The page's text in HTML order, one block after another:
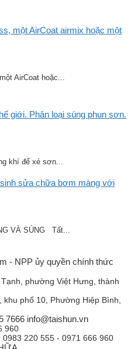
một AirCoat airmix hoặc một
AirCoat hoặc...
giới. Phân loại súng phun sơn.
khí để xé sơn...
sửa chữa bơm màng với
VÀ SÚNG Tất...
- NPP ủy quyền chính thức
phường Việt Hưng, thành
khu phố 10, Phường Hiệp Bình,
7666 info@taishun.vn
960
0983 220 555 - 0971 666 960